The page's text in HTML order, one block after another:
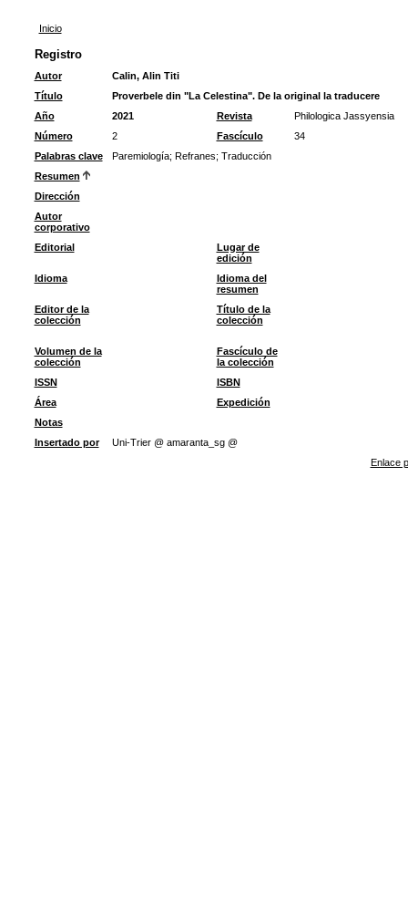
Inicio
Registro
Autor
Calin, Alin Titi
Título
Proverbele din "La Celestina". De la original la traducere
Año
2021 Revista
Philologica Jassyensia
Número
2 Fascículo
34
Palabras clave
Paremiología; Refranes; Traducción
Resumen
Dirección
Autor
corporativo
Editorial
Lugar de
edición
Idioma
Idioma del
resumen
Editor de la
colección
Título de la
colección
Volumen de la
colección
Fascículo de
la colección
ISSN
ISBN
Área
Expedición
Notas
Insertado por
Uni-Trier @ amaranta_sg @
Enlace